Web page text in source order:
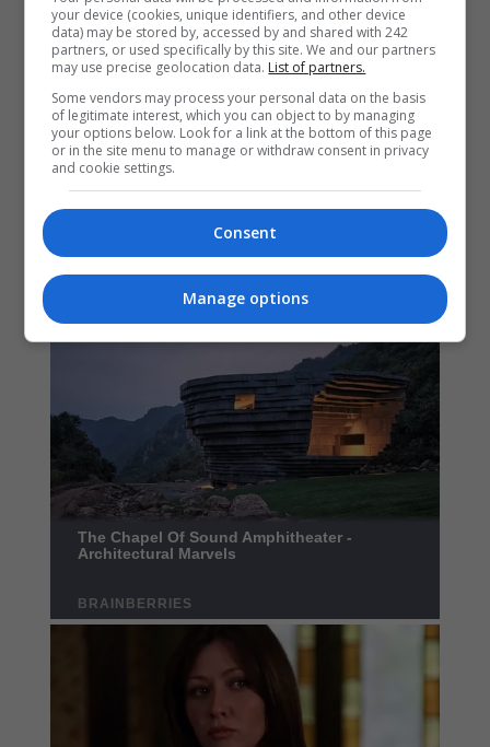
your device (cookies, unique identifiers, and other device
data) may be stored by, accessed by and shared with 242
partners, or used specifically by this site. We and our partners
may use precise geolocation data. List of partners.
Some vendors may process your personal data on the basis
of legitimate interest, which you can object to by managing
your options below. Look for a link at the bottom of this page
or in the site menu to manage or withdraw consent in privacy
and cookie settings.
Consent
Manage options